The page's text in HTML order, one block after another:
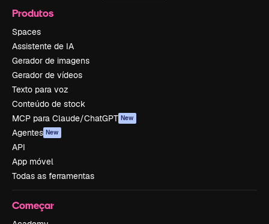
Produtos
Spaces
Assistente de IA
Gerador de imagens
Gerador de vídeos
Texto para voz
Conteúdo de stock
MCP para Claude/ChatGPT New
Agentes New
API
App móvel
Todas as ferramentas
Começar